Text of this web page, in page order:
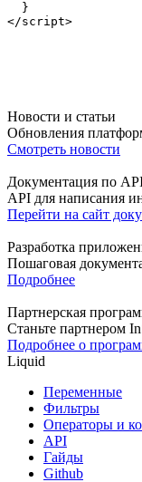
  }
</script>
Новости и статьи
Обновления
Смотреть новости
Документация по
API для написания
Перейти на сайт
Разработка
Пошаговая
Подробнее
Партнерская
Станьте партнером
Подробнее о
Liquid
Переменные
Фильтры
Операторы и
API
Гайды
Github